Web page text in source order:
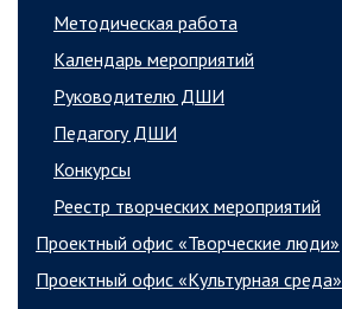
Методическая работа
Календарь мероприятий
Руководителю ДШИ
Педагогу ДШИ
Конкурсы
Реестр творческих мероприятий
Проектный офис «Творческие люди»
Проектный офис «Культурная среда»